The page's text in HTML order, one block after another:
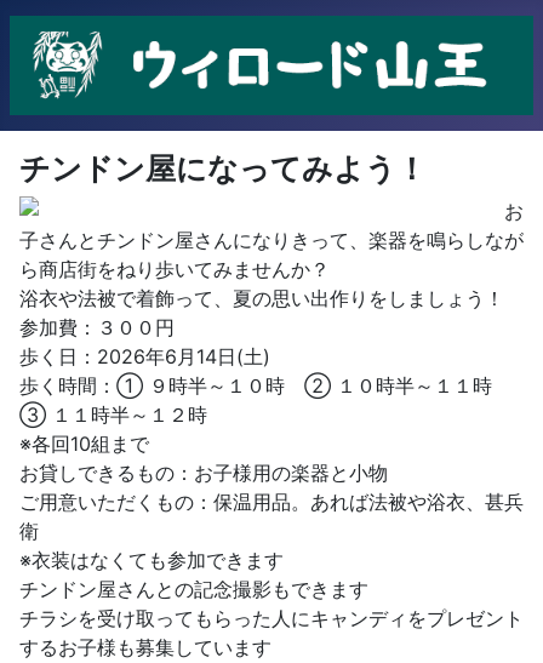
チンドン屋になってみよう！
お
子さんとチンドン屋さんになりきって、楽器を鳴らしなが
ら商店街をねり歩いてみませんか？
浴衣や法被で着飾って、夏の思い出作りをしましょう！
参加費：３００円
歩く日：2026年6月14日(土)
歩く時間：① ９時半～１０時 ② １０時半～１１時
③ １１時半～１２時
※各回10組まで
お貸しできるもの：お子様用の楽器と小物
ご用意いただくもの：保温用品。あれば法被や浴衣、甚兵
衛
※衣装はなくても参加できます
チンドン屋さんとの記念撮影もできます
チラシを受け取ってもらった人にキャンディをプレゼント
するお子様も募集しています